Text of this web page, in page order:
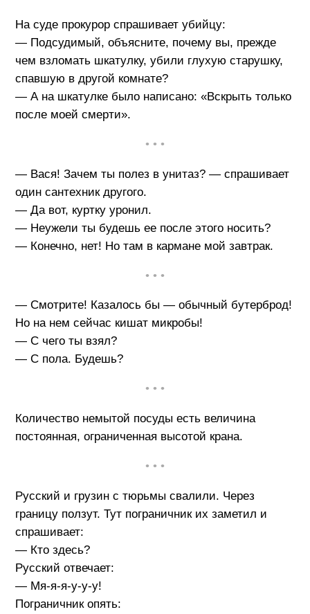
На суде прокурор спрашивает убийцу:
— Подсудимый, объясните, почему вы, прежде
чем взломать шкатулку, убили глухую старушку,
спавшую в другой комнате?
— А на шкатулке было написано: «Вскрыть только
после моей смерти».
• • •
— Вася! Зачем ты полез в унитаз? — спрашивает
один сантехник другого.
— Да вот, куртку уронил.
— Неужели ты будешь ее после этого носить?
— Конечно, нет! Но там в кармане мой завтрак.
• • •
— Смотрите! Казалось бы — обычный бутерброд!
Но на нем сейчас кишат микробы!
— С чего ты взял?
— С пола. Будешь?
• • •
Количество немытой посуды есть величина
постоянная, ограниченная высотой крана.
• • •
Русский и грузин с тюрьмы свалили. Через
границу ползут. Тут пограничник их заметил и
спрашивает:
— Кто здесь?
Русский отвечает:
— Мя-я-я-у-у-у!
Пограничник опять: